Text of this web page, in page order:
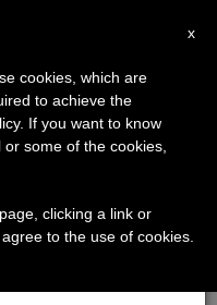
×
haremos la pausa
periodo de verano
y también el
x
cookies, which are
to achieve the
If you want to know
some of the cookies,
clicking a link or
to the use of cookies.